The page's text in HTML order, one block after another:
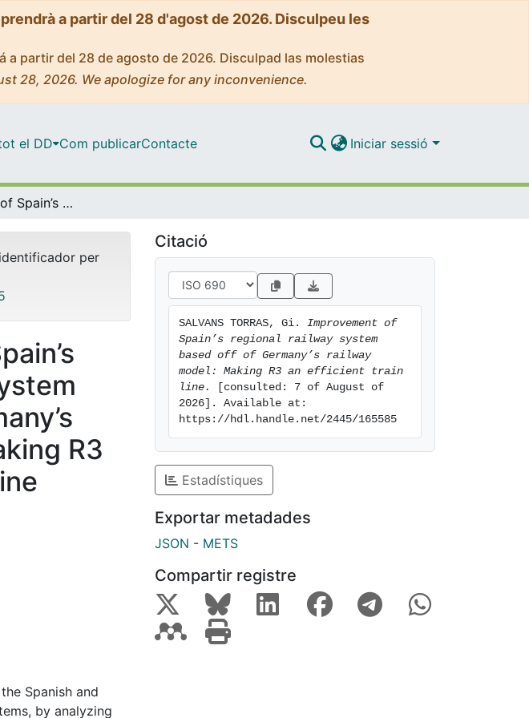
a partir del 28 d'agost de 2026. Disculpeu les
partir del 28 de agosto de 2026. Disculpad las molestias
28, 2026. We apologize for any inconvenience.
el DD Com publicarContacte Iniciar sessió
Improvement of Spain’s regional railway system based off of Germany’s railway model: Making R3 an efficient train line
per
R3
Spanish and
by analyzing
Citació
SALVANS TORRAS, Gi. Improvement of
Spain’s regional railway system
based off of Germany’s railway
model: Making R3 an efficient train
line.
[consulted: 7 of August of
2026]. Available at:
https://hdl.handle.net/2445/165585
Estadístiques
Exportar metadades
JSON - METS
Compartir registre